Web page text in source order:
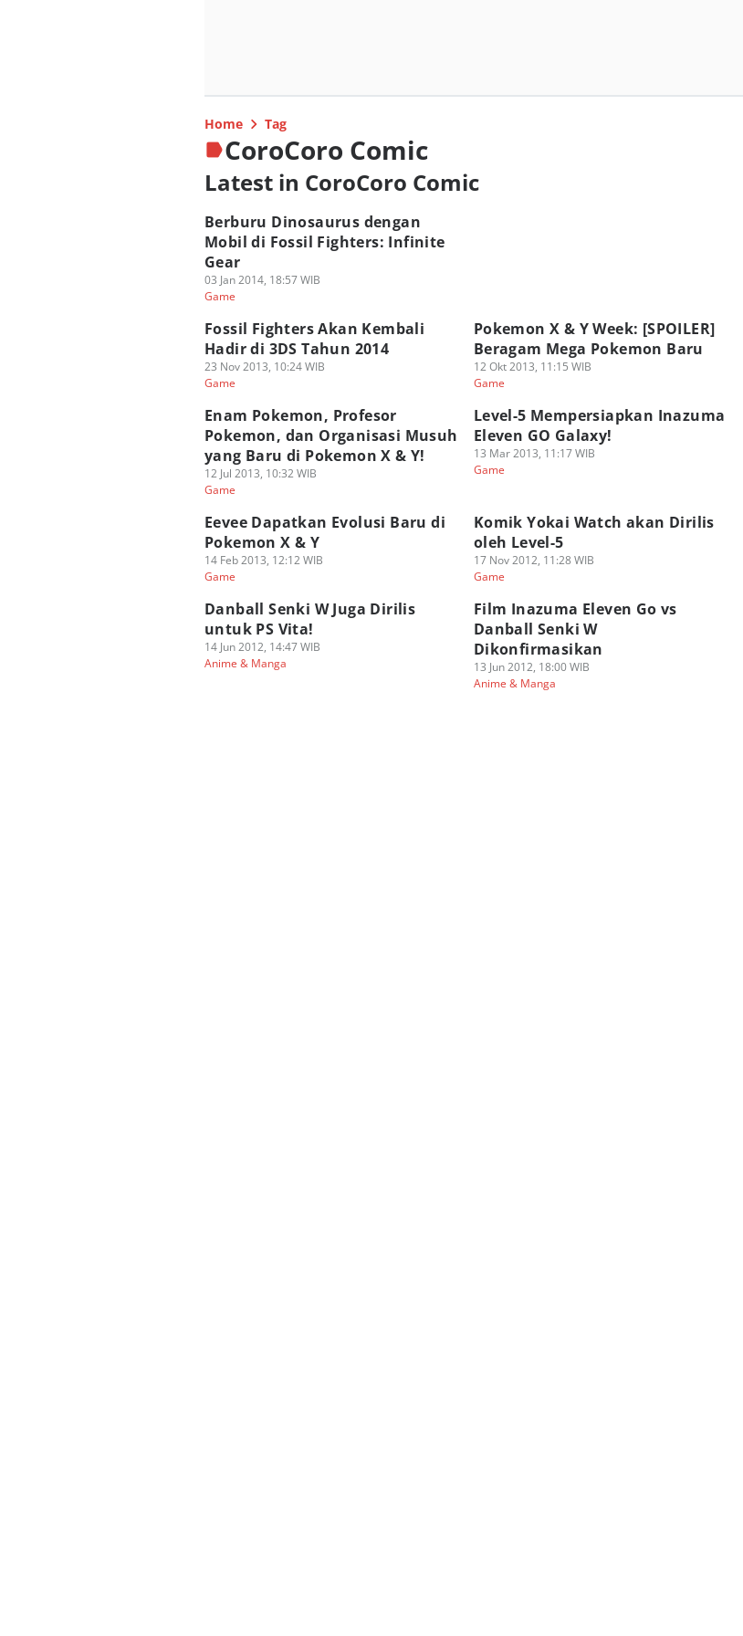
Home Tag
CoroCoro Comic
Latest in CoroCoro Comic
Berburu Dinosaurus dengan
Mobil di Fossil Fighters: Infinite
Gear
03 Jan 2014, 18:57 WIB
Game
Fossil Fighters Akan Kembali
Hadir di 3DS Tahun 2014
23 Nov 2013, 10:24 WIB
Game
Pokemon X & Y Week: [SPOILER]
Beragam Mega Pokemon Baru
12 Okt 2013, 11:15 WIB
Game
Enam Pokemon, Profesor
Pokemon, dan Organisasi Musuh
yang Baru di Pokemon X & Y!
12 Jul 2013, 10:32 WIB
Game
Level-5 Mempersiapkan Inazuma
Eleven GO Galaxy!
13 Mar 2013, 11:17 WIB
Game
Eevee Dapatkan Evolusi Baru di
Pokemon X & Y
14 Feb 2013, 12:12 WIB
Game
Komik Yokai Watch akan Dirilis
oleh Level-5
17 Nov 2012, 11:28 WIB
Game
Danball Senki W Juga Dirilis
untuk PS Vita!
14 Jun 2012, 14:47 WIB
Anime & Manga
Film Inazuma Eleven Go vs
Danball Senki W
Dikonfirmasikan
13 Jun 2012, 18:00 WIB
Anime & Manga